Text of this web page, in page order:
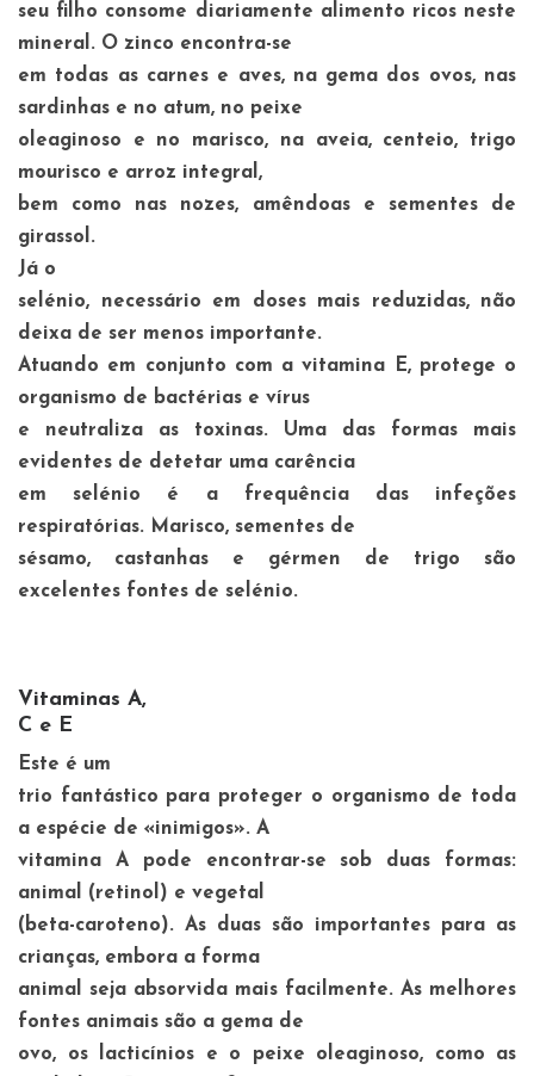
seu filho consome diariamente alimento ricos neste
mineral. O zinco encontra-se
em todas as carnes e aves, na gema dos ovos, nas
sardinhas e no atum, no peixe
oleaginoso e no marisco, na aveia, centeio, trigo
mourisco e arroz integral,
bem como nas nozes, amêndoas e sementes de
girassol.
Já o
selénio, necessário em doses mais reduzidas, não
deixa de ser menos importante.
Atuando em conjunto com a vitamina E, protege o
organismo de bactérias e vírus
e neutraliza as toxinas. Uma das formas mais
evidentes de detetar uma carência
em selénio é a frequência das infeções
respiratórias. Marisco, sementes de
sésamo, castanhas e gérmen de trigo são
excelentes fontes de selénio.
Vitaminas A,
C e E
Este é um
trio fantástico para proteger o organismo de toda
a espécie de «inimigos». A
vitamina A pode encontrar-se sob duas formas:
animal (retinol) e vegetal
(beta-caroteno). As duas são importantes para as
crianças, embora a forma
animal seja absorvida mais facilmente. As melhores
fontes animais são a gema de
ovo, os lacticínios e o peixe oleaginoso, como as